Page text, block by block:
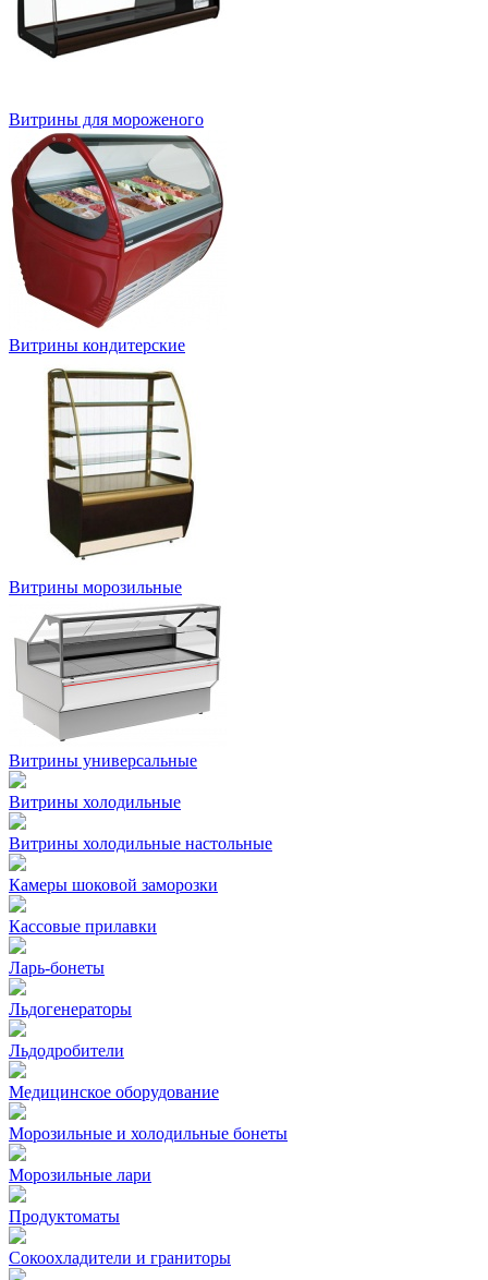
Витрины для мороженого
Витрины кондитерские
Витрины морозильные
Витрины универсальные
Витрины холодильные
Витрины холодильные настольные
Камеры шоковой заморозки
Кассовые прилавки
Ларь-бонеты
Льдогенераторы
Льдодробители
Медицинское оборудование
Морозильные и холодильные бонеты
Морозильные лари
Продуктоматы
Сокоохладители и граниторы